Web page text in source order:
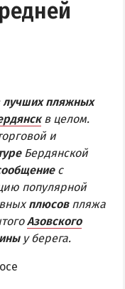
лучших пляжных
в целом.
и
Бердянской
с
популярной
плюсовпляжа
Азовского
у берега.